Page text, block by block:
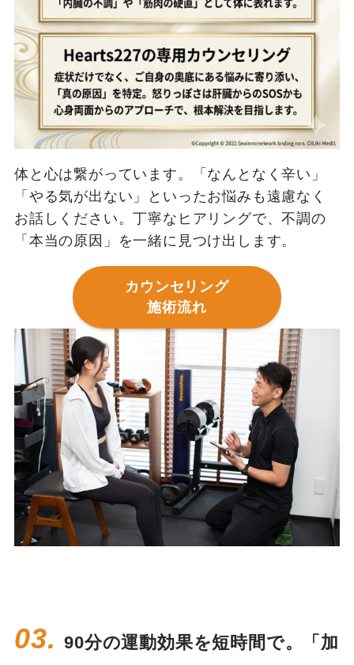
体と心は繋がっています。「なんとなく辛い」
「やる気が出ない」といったお悩みも遠慮なく
お話しください。丁寧なヒアリングで、不調の
「本当の原因」を一緒に見つけ出します。
カウンセリング
施術流れ
03.90分の運動効果を短時間で。「加